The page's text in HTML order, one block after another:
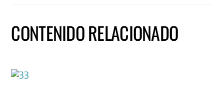
CONTENIDO RELACIONADO